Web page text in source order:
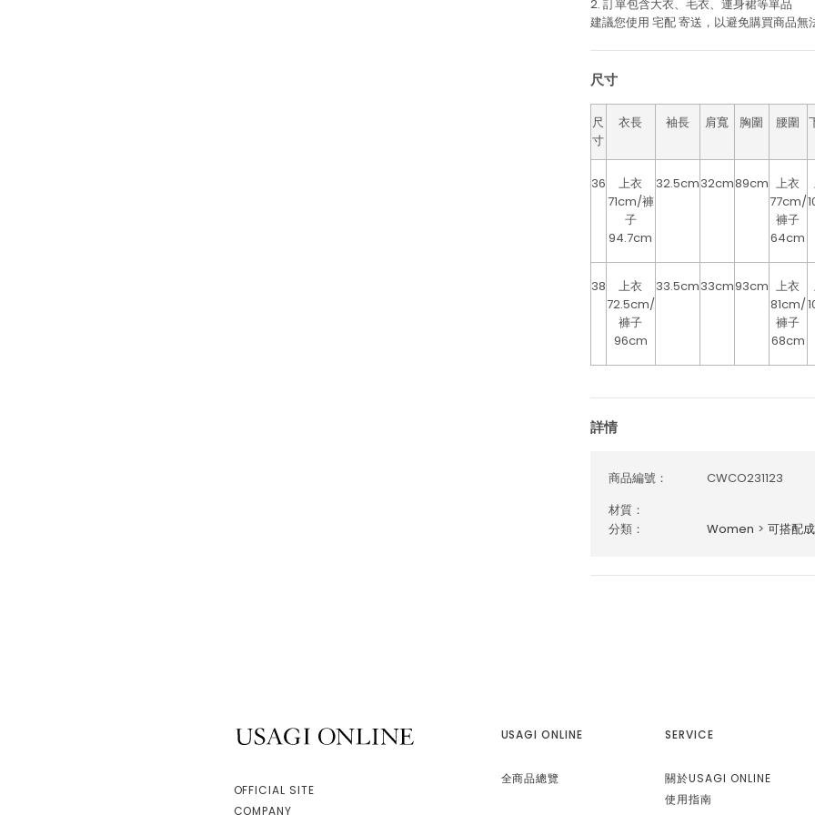
2. 訂單包含大衣、毛衣、連身裙等單品
建議您使用 宅配寄送，以避免購買商品無
尺寸
尺
寸
衣長 袖長 肩寬 胸圍 腰圍
36
上衣
71cm/褲
子
94.7cm
32.5cm32cm89cm 上衣
77cm/
褲子
64cm
38
上衣
72.5cm/
褲子
96cm
33.5cm33cm93cm 上衣
81cm/
褲子
68cm
詳情
商品編號：
CWCO231123
材質：
分類：
Women > 可搭配
OFFICIAL SITE
COMPANY
USAGI ONLINE
全商品總覽
SERVICE
關於USAGI ONLINE
使用指南